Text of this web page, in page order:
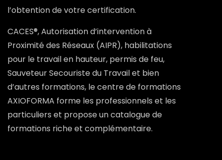
l’obtention de votre certification.
CACES®, Autorisation d’intervention à
Proximité des Réseaux (AIPR), habilitations
pour le travail en hauteur, permis de feu,
Sauveteur Secouriste du Travail et bien
d’autres formations, le centre de formations
AXIOFORMA forme les professionnels et les
particuliers et propose un catalogue de
formations riche et complémentaire.